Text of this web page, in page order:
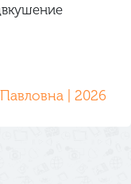
| 2026